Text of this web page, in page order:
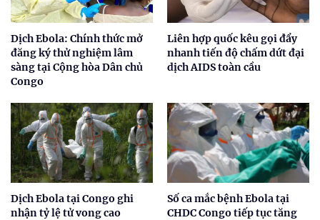
Dịch Ebola: Chính thức mở
đăng ký thử nghiệm lâm
sàng tại Cộng hòa Dân chủ
Congo
Liên hợp quốc kêu gọi đẩy
nhanh tiến độ chấm dứt đại
dịch AIDS toàn cầu
Dịch Ebola tại Congo ghi
nhận tỷ lệ tử vong cao
Số ca mắc bệnh Ebola tại
CHDC Congo tiếp tục tăng